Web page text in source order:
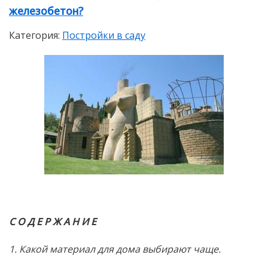
железобетон?
Категория: Постройки в саду
С О Д Е Р Ж А Н И Е
1. Какой материал для дома выбирают чаще.